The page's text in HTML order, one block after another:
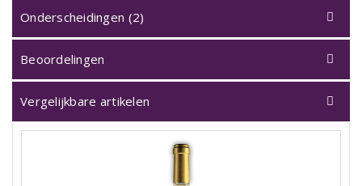
Onderscheidingen (2)
Beoordelingen
Vergelijkbare artikelen